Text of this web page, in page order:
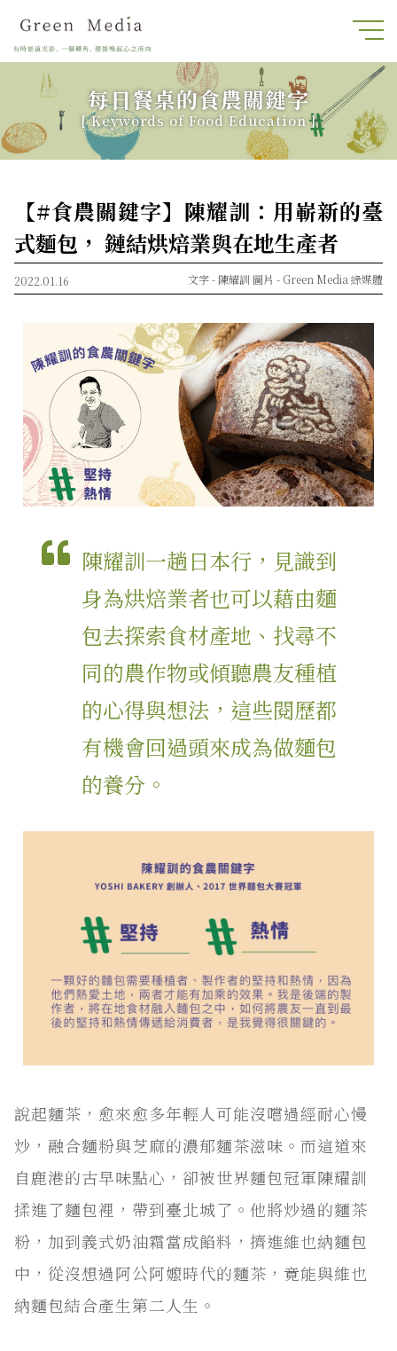
每日餐桌的食農關鍵字
[ Keywords of Food Education ]
【#食農關鍵字】陳耀訓：用嶄新的臺
式麵包， 鏈結烘焙業與在地生產者
2022.01.16 圖片 - Green Media 綠媒體
文字 - 陳耀訓
陳耀訓一趟日本行，見識到
身為烘焙業者也可以藉由麵
包去探索食材產地、找尋不
同的農作物或傾聽農友種植
的心得與想法，這些閱歷都
有機會回過頭來成為做麵包
的養分。
說起麵茶，愈來愈多年輕人可能沒嚐過經耐心慢
炒，融合麵粉與芝麻的濃郁麵茶滋味。而這道來
自鹿港的古早味點心，卻被世界麵包冠軍陳耀訓
揉進了麵包裡，帶到臺北城了。他將炒過的麵茶
粉，加到義式奶油霜當成餡料，擠進維也納麵包
中，從沒想過阿公阿嬤時代的麵茶，竟能與維也
納麵包結合產生第二人生。